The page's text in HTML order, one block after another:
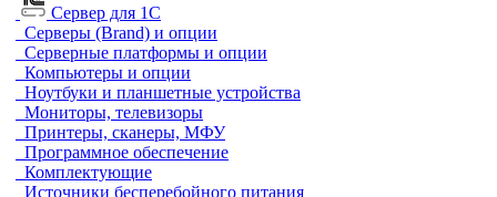
Сервер для 1С
Серверы (Brand) и опции
Серверные платформы и опции
Компьютеры и опции
Ноутбуки и планшетные устройства
Мониторы, телевизоры
Принтеры, сканеры, МФУ
Программное обеспечение
Комплектующие
Источники бесперебойного питания